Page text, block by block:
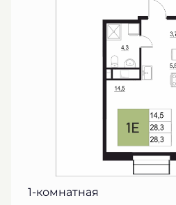
1-комнатная